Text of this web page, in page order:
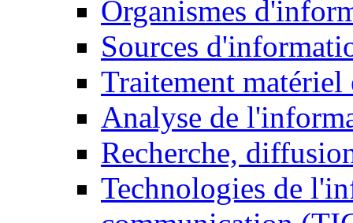
Organismes
Sources
Traitement matériel
Analyse de
Recherche,
Technologies de